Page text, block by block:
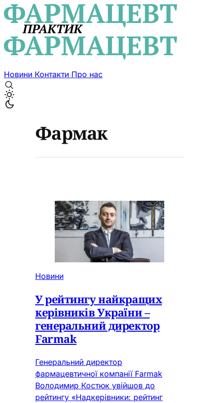
Новини Контакти Про нас
Фармак
Новини
У рейтингу найкращих
керівників України –
генеральний директор
Farmak
Генеральний директор
фармацевтичної компанії Farmak
Володимир Костюк увійшов до
рейтингу «Надкерівники: рейтинг